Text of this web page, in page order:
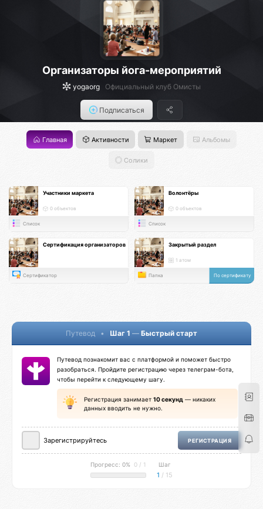
Организаторы йога-мероприятий
yogaorg Официальный клуб Омисты
Подписаться
Главная Активности Маркет Альбомы
Солики
Участники маркета
0 объектов
Список
Волонтёры
0 объектов
Список
Сертификация организаторов
Сертификатор
Закрытый раздел
1 атом
Папка По сертификату
Путевод • Шаг 1 — Быстрый старт
Путевод познакомит вас с платформой и поможет быстро
разобраться. Пройдите регистрацию через телеграм-бота,
чтобы перейти к следующему шагу.
Регистрация занимает 10 секунд — никаких
данных вводить не нужно.
Зарегистрируйтесь РЕГИСТРАЦИЯ
Прогресс: 0% 0 / 1 Шаг
1 / 15